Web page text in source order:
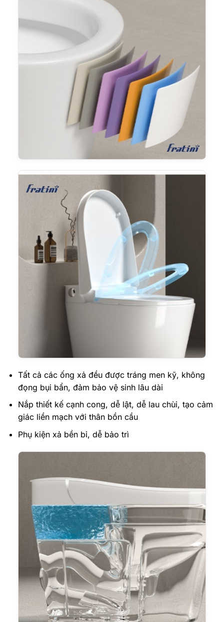
Tất cả các ống xả đều được tráng men kỹ, không
đọng bụi bẩn, đảm bảo vệ sinh lâu dài
Nắp thiết kế cạnh cong, dễ lật, dễ lau chùi, tạo cảm
giác liền mạch với thân bồn cầu
Phụ kiện xả bền bỉ, dễ bảo trì